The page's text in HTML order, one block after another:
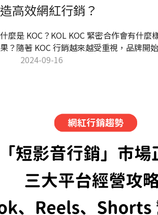
造高效網紅行銷？
什麼是 KOC？KOL KOC 緊密合作會有什麼
果？隨著 KOC 行銷越來越受重視，品牌開
為品牌打造強大的品牌信任度，更精準的把
2024-09-16